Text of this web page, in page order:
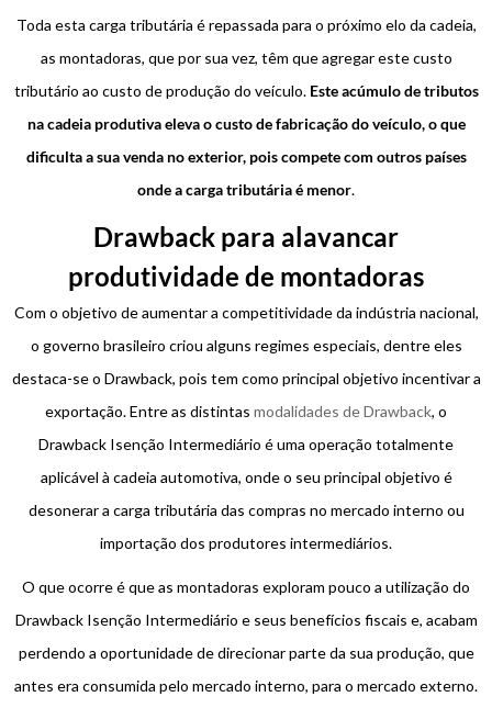
Toda esta carga tributária é repassada para o próximo elo da cadeia,
as montadoras, que por sua vez, têm que agregar este custo
tributário ao custo de produção do veículo. Este acúmulo de tributos
na cadeia produtiva eleva o custo de fabricação do veículo, o que
dificulta a sua venda no exterior, pois compete com outros países
onde a carga tributária é menor.
Drawback para alavancar
produtividade de montadoras
Com o objetivo de aumentar a competitividade da indústria nacional,
o governo brasileiro criou alguns regimes especiais, dentre eles
destaca-se o Drawback, pois tem como principal objetivo incentivar a
exportação. Entre as distintas modalidades de Drawback, o
Drawback Isenção Intermediário é uma operação totalmente
aplicável à cadeia automotiva, onde o seu principal objetivo é
desonerar a carga tributária das compras no mercado interno ou
importação dos produtores intermediários.
O que ocorre é que as montadoras exploram pouco a utilização do
Drawback Isenção Intermediário e seus benefícios fiscais e, acabam
perdendo a oportunidade de direcionar parte da sua produção, que
antes era consumida pelo mercado interno, para o mercado externo.